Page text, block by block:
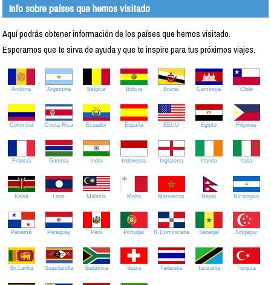
Info sobre países que hemos visitado
Aquí podrás obtener información de los países que hemos visitado.
Esperamos que te sirva de ayuda y que te inspire para tus próximos viajes.
Andorra Argentina Bélgica Bolivia Brunei Camboya Chile
Colombia Costa Rica Ecuador España EEUU Egipto Filipinas
Francia Gambia India Indonesia Inglaterra Irlanda Italia
Kenia Laos Malasia Malta Marruecos Nepal Nicaragua
Panamá Paraguay Perú Portugal R.Dominicana Senegal Singapur
Sri Lanka Suazilandia Sudáfrica Suiza Tailandia Tanzania Turquía